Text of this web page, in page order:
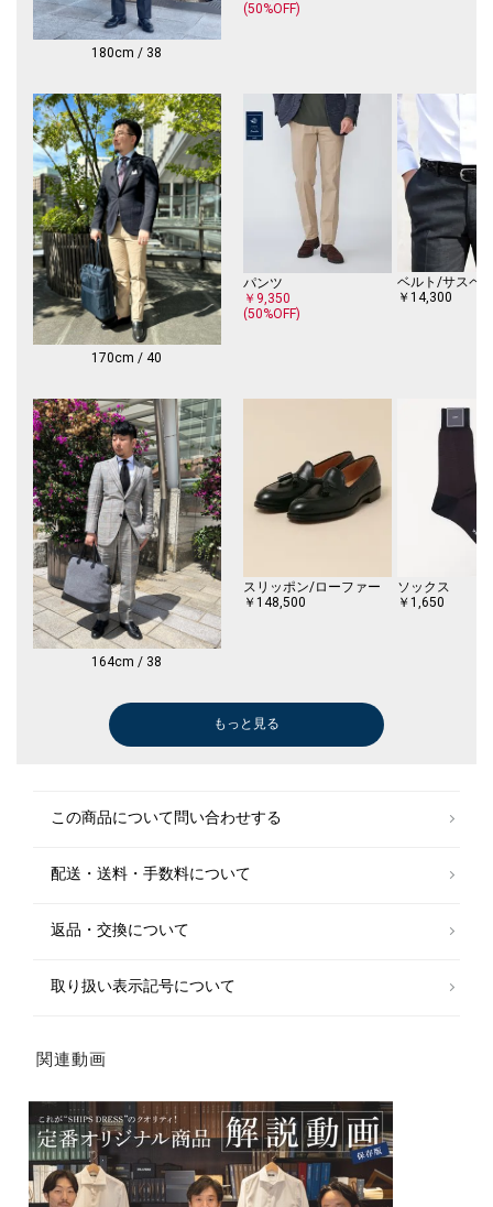
※各サイズの詳細については商品画像内の寸法表をご確認ください。
【コーディネイト】
シンプルな無地シャツなので、コンサバなネイビーやグレーのジャケット
で合わせていただくのがおすすめです。
-------------------------------------------
生地の厚み：薄手
伸縮性： 無
透け感： 無
水洗い：可
--------------------------------------------
【スタッフ着用コメント】
《SHIPSスタッフ1》
年齢:30代前半・後半/身長:178cm/首周り:36.5cmウエスト:75cm/体重:6
2kg/体型:やせ型/肩幅:普通/普段サイズ:L/着用サイズ:L
■サイズ感(サイズ39着用)
着丈:ヒップが隠れるほどの長さ。
身幅:ゆとりのあるサイズ感。
首周り：タイトなサイズ感。
肩幅:肩線がピッタリです。
袖口：ボタンを留めた時に指１本入れて少し余裕がある。
■コメント
ドライな生地感で着心地がよかった。
全体的にゆとりがあるので、リラックス感のある着心地でした。
【注意事項】
※商品が届きましたらすぐに配送箱からお出しください。長時間そのまま
※末永く愛用頂く為に、アテンションタグ・洗濯ネームを必ずご確認の
上、着用又はお取り扱いください。
商品の色味は商品単体で撮影した画像をご参照ください。
実際の商品と仕様、加工、サイズが若干異なる場合がございます。
180cm / 38
(50%OFF)
170cm / 40
パンツ
￥9,350
(50%OFF)
ベルト/サスペ
￥14,300
164cm / 38
スリッポン/ローファー
￥148,500
ソックス
￥1,650
パンツ
￥27,720
レザーシューズ
ネクタイ
ハンカチ/バンダナ
ステンカラーコート
ネクタイ
クラッチバッグ
ビジネスバッグ
もっと見る
この商品について問い合わせする
配送・送料・手数料について
返品・交換について
取り扱い表示記号について
関連動画